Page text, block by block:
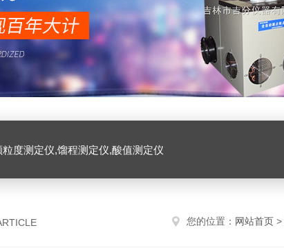
度测定仪,馏程测定仪,酸值测定仪
您的位置： 网站首页 >